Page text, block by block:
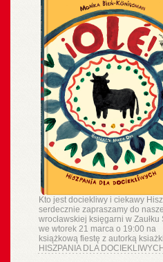
Kto jest dociekliwy i ciekawy
serdecznie zapraszamy do
wrocławskiej księgarni w Zaułku
we wtorek 21 marca o 19:00 na
książkową fiestę z autorką
HISZPANIA DLA